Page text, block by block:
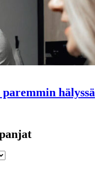
hälyssä